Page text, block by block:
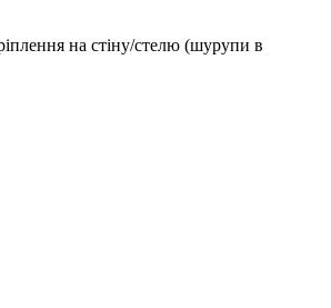
на стіну/стелю (шурупи в